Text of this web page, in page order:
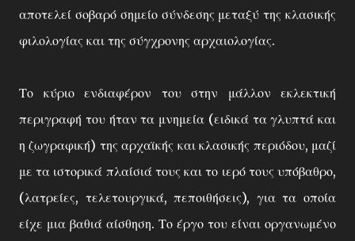
αποτελεί σοβαρό σημείο σύνδεσης μεταξύ της κλασικής
φιλολογίας και της σύγχρονης αρχαιολογίας.
Το κύριο ενδιαφέρον του στην μάλλον εκλεκτική
περιγραφή του ήταν τα μνημεία (ειδικά τα γλυπτά και
η ζωγραφική) της αρχαϊκής και κλασικής περιόδου, μαζί
με τα ιστορικά πλαίσιά τους και το ιερό τους υπόβαθρο,
(λατρείες, τελετουργικά, πεποιθήσεις), για τα οποία
είχε μια βαθιά αίσθηση. Το έργο του είναι οργανωμένο